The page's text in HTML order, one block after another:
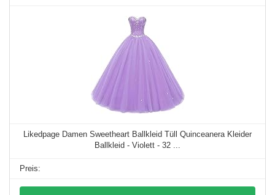
Likedpage Damen Sweetheart Ballkleid Tüll Quinceanera Kleider
Ballkleid - Violett - 32 ...